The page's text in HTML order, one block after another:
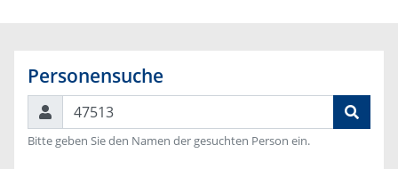
Personensuche
Suchen
Bitte geben Sie den Namen der gesuchten Person ein.